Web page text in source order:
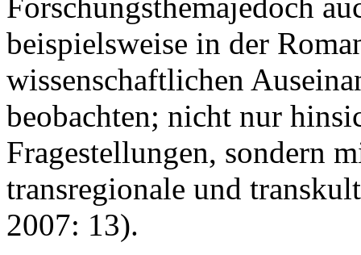
beispielsweise in der
wissenschaftlichen
beobachten; nicht nur
Fragestellungen, sondern
transregionale und
2007: 13).